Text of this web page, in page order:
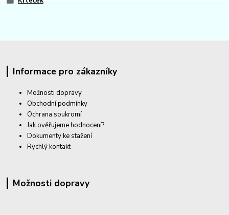
Informace pro zákazníky
Možnosti dopravy
Obchodní podmínky
Ochrana soukromí
Jak ověřujeme hodnocení?
Dokumenty ke stažení
Rychlý kontakt
Možnosti dopravy